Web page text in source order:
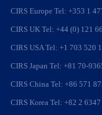
CIRS Europe Tel: +353 1
CIRS UK Tel: +44 (0) 121
CIRS USA Tel: +1 703 520
CIRS Japan Tel: +81 70-
CIRS China Tel: +86 571
CIRS Korea Tel: +82 2